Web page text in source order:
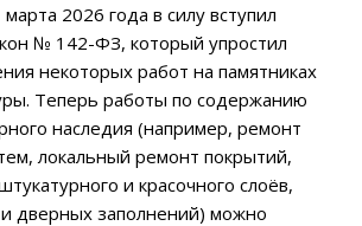
2026 года в силу вступил
№ 142-ФЗ, который упростил
некоторых работ на памятниках
Теперь работы по содержанию
наследия (например, ремонт
локальный ремонт покрытий,
и красочного слоёв,
дверных заполнений) можно